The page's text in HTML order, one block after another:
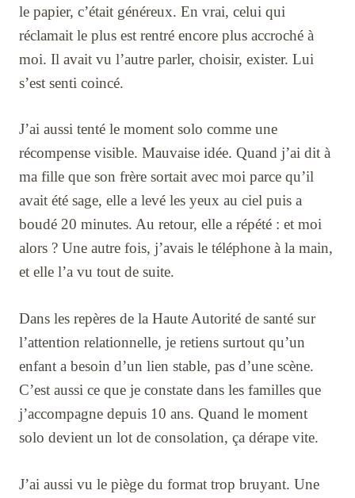
le papier, c’était généreux. En vrai, celui qui
réclamait le plus est rentré encore plus accroché à
moi. Il avait vu l’autre parler, choisir, exister. Lui
s’est senti coincé.
J’ai aussi tenté le moment solo comme une
récompense visible. Mauvaise idée. Quand j’ai dit à
ma fille que son frère sortait avec moi parce qu’il
avait été sage, elle a levé les yeux au ciel puis a
boudé 20 minutes. Au retour, elle a répété : et moi
alors ? Une autre fois, j’avais le téléphone à la main,
et elle l’a vu tout de suite.
Dans les repères de la Haute Autorité de santé sur
l’attention relationnelle, je retiens surtout qu’un
enfant a besoin d’un lien stable, pas d’une scène.
C’est aussi ce que je constate dans les familles que
j’accompagne depuis 10 ans. Quand le moment
solo devient un lot de consolation, ça dérape vite.
J’ai aussi vu le piège du format trop bruyant. Une